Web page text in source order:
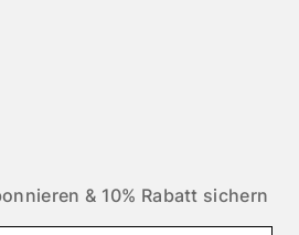
& 10% Rabatt sichern